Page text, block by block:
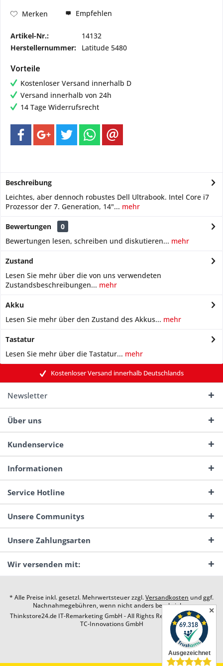
Merken Empfehlen
Artikel-Nr.:
14132
Herstellernummer:
Latitude 5480
Vorteile
Kostenloser Versand innerhalb D
Versand innerhalb von 24h
14 Tage Widerrufsrecht
Beschreibung
Leichtes, aber dennoch robustes Dell Ultrabook. Intel Core i7
Prozessor der 7. Generation, 14"... mehr
Bewertungen
0
Bewertungen lesen, schreiben und diskutieren... mehr
Zustand
Lesen Sie mehr über die von uns verwendeten
Zustandsbeschreibungen... mehr
Akku
Lesen Sie mehr über den Zustand des Akkus... mehr
Tastatur
Lesen Sie mehr über die Tastatur... mehr
Kostenloser Versand innerhalb Deutschlands
Newsletter
Über uns
Kundenservice
Informationen
Service Hotline
Unsere Communitys
Unsere Zahlungsarten
Wir versenden mit:
* Alle Preise inkl. gesetzl. Mehrwertsteuer zzgl.Versandkosten und ggf.
Nachnahmegebühren, wenn nicht anders beschrieben
Thinkstore24.de IT-Remarketing GmbH - All Rights Reserved. Design by
TC-Innovations GmbH
✕